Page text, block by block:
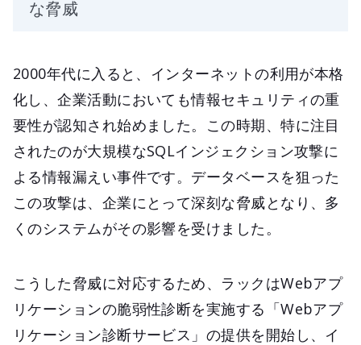
な脅威
2000年代に入ると、インターネットの利用が本格
化し、企業活動においても情報セキュリティの重
要性が認知され始めました。この時期、特に注目
されたのが大規模なSQLインジェクション攻撃に
よる情報漏えい事件です。データベースを狙った
この攻撃は、企業にとって深刻な脅威となり、多
くのシステムがその影響を受けました。
こうした脅威に対応するため、ラックはWebアプ
リケーションの脆弱性診断を実施する「Webアプ
リケーション診断サービス」の提供を開始し、イ